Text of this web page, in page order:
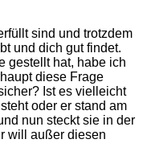
sind und trotzdem
und dich gut findet.
gestellt hat, habe ich
diese Frage
Ist es vielleicht
oder er stand am
nun steckt sie in der
will außer diesen